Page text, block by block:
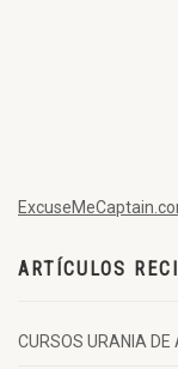
ARTÍCULOS
CURSOS URANIA